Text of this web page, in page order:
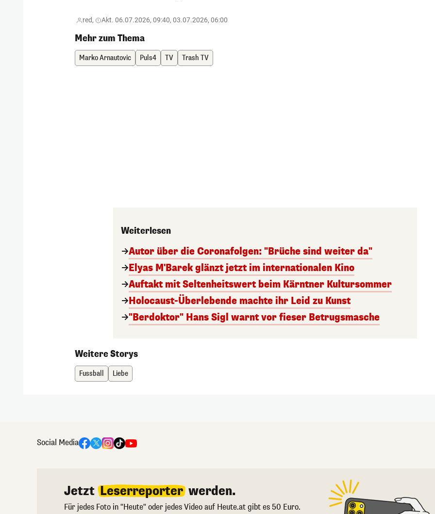
red, Akt. 06.07.2026, 09:40, 03.07.2026, 06:00
Mehr zum Thema
Marko Arnautovic Puls4 TV Trash TV
Weiterlesen
Autor über die Coronafolgen: "Brüche sind weiter da"
Elyas M'Barek glänzt jetzt im internationalen Kino
Auftakt mit Seltenheitswert beim Kärntner Kultursommer
Holocaust-Überlebende machte ihr Leid zu Kunst
"Berdoktor" Hans Sigl warnt vor fieser Betrugsmasche
Weitere Storys
Fussball Liebe
Social Media
Jetzt Leserreporter werden.
Für jedes Foto in "Heute" oder jedes Video auf Heute.at gibt es 50 Euro.